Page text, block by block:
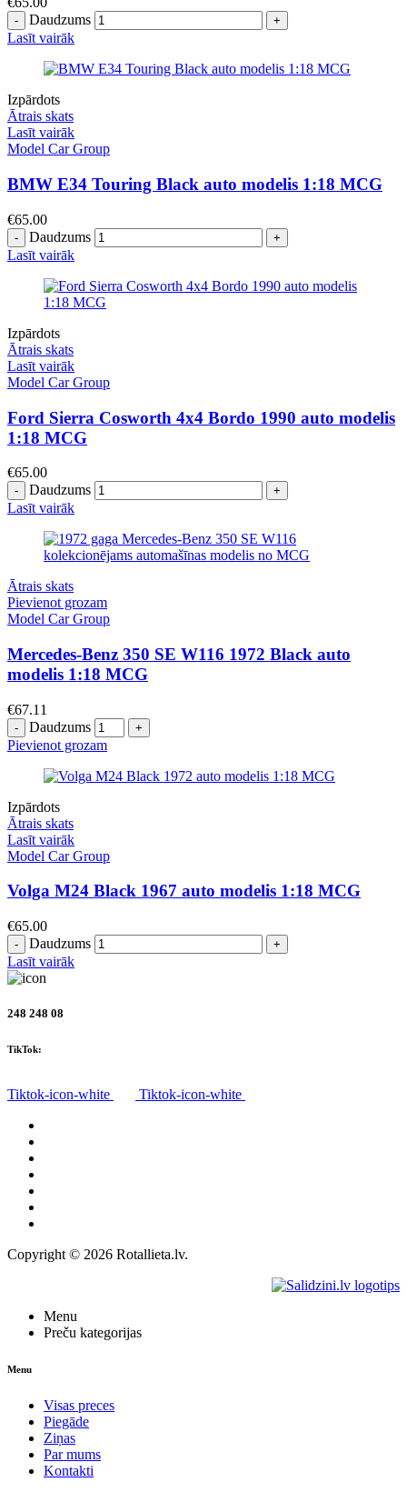
Daudzums
Lasīt vairāk
Izpārdots
Ātrais skats
Lasīt vairāk
Model Car Group
BMW E34 Touring Black auto modelis 1:18 MCG
€65.00
Daudzums
Lasīt vairāk
Izpārdots
Ātrais skats
Lasīt vairāk
Model Car Group
Ford Sierra Cosworth 4x4 Bordo 1990 auto modelis
1:18 MCG
€65.00
Daudzums
Lasīt vairāk
Ātrais skats
Pievienot grozam
Model Car Group
Mercedes-Benz 350 SE W116 1972 Black auto
modelis 1:18 MCG
€67.11
Daudzums
Pievienot grozam
Izpārdots
Ātrais skats
Lasīt vairāk
Model Car Group
Volga M24 Black 1967 auto modelis 1:18 MCG
€65.00
Daudzums
Lasīt vairāk
248 248 08
TikTok:
Tiktok-icon-white
Tiktok-icon-white
Copyright © 2026 Rotallieta.lv.
Menu
Preču kategorijas
Menu
Visas preces
Piegāde
Ziņas
Par mums
Kontakti